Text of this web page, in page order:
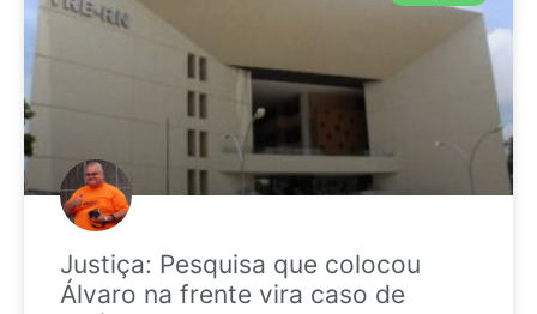
Justiça: Pesquisa que colocou
Álvaro na frente vira caso de